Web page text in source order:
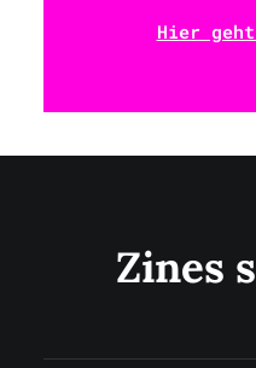
Hier geht
Zines